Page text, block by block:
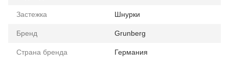
Застежка Шнурки
Бренд Grunberg
Страна бренда Германия